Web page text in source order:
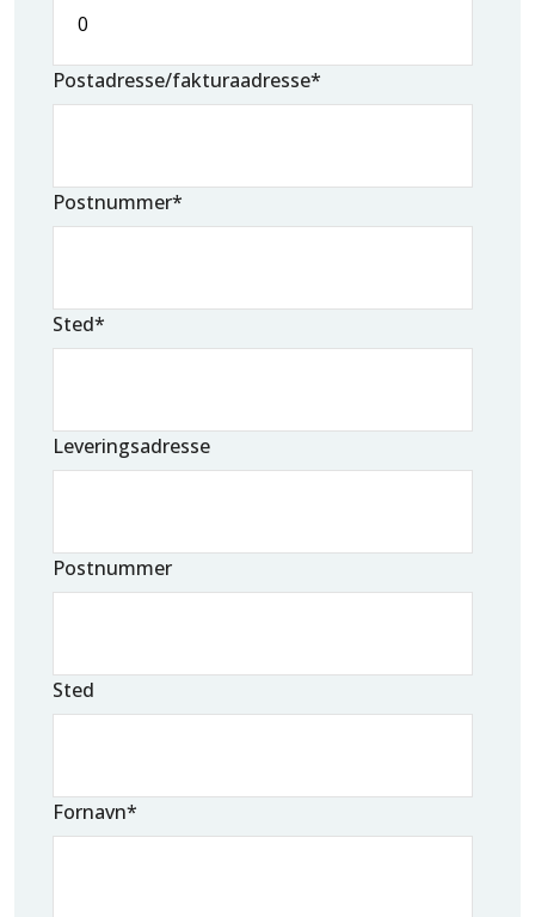
Postadresse/fakturaadresse*
Postnummer*
Sted*
Leveringsadresse
Postnummer
Sted
Fornavn*